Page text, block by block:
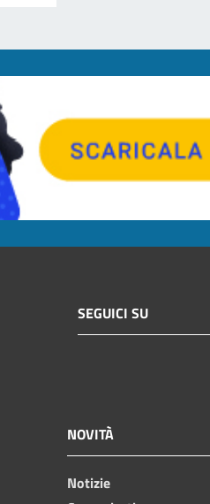
SEGUICI SU
NOVITÀ
Notizie